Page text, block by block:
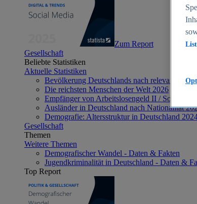
Zum Report
Gesellschaft
Beliebte Statistiken
Aktuelle Statistiken
Bevölkerung Deutschlands nach relevanten
Die reichsten Menschen der Welt 2026
Empfänger von Arbeitslosengeld II /
Ausländer in Deutschland nach Nationalität
Demografie: Altersstruktur in Deutschland
Gesellschaft
Themen
Weitere Themen
Demografischer Wandel - Daten & Fakten
Jugendkriminalität in Deutschland - Daten &
Top Report